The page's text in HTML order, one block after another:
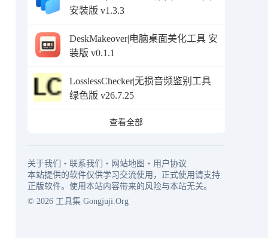
安装版 v1.3.3
DeskMakeover|电脑桌面美化工具 安
装版 v0.1.1
LosslessChecker|无损音频鉴别工具
绿色版 v26.7.25
查看全部
关于我们 ・ 联系我们 ・ 网站地图 ・ 用户协议
本站提供的软件仅供学习交流使用，正式使用请支持
正版软件。使用本站内容带来的风险与本站无关。
© 2026 工具集 Gongjuji.Org